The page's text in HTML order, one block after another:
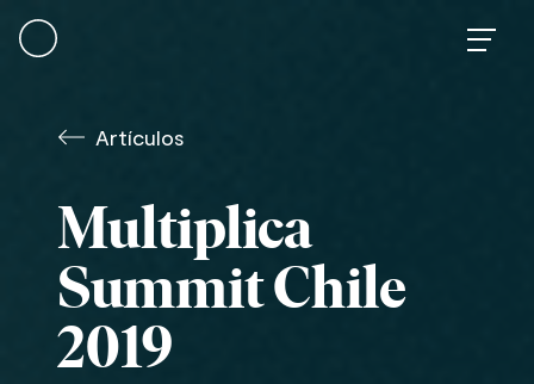
Artículos
Multiplica
Summit Chile
2019